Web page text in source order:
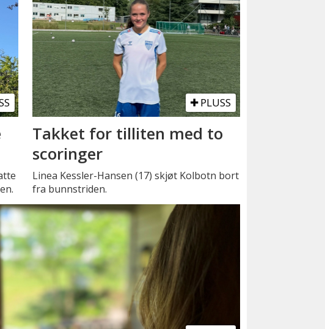
PLUSS
Takket for tilliten med to
scoringer
Linea Kessler-Hansen (17) skjøt Kolbotn bort
fra bunnstriden.